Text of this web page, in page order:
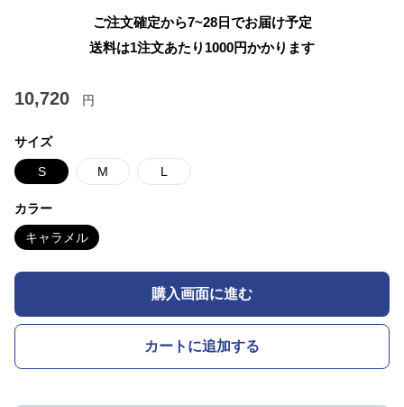
ご注文確定から7~28日でお届け予定
送料は1注文あたり 1000円かかります
10,720 円
サイズ
S M L
カラー
キャラメル
購入画面に進む
カートに追加する